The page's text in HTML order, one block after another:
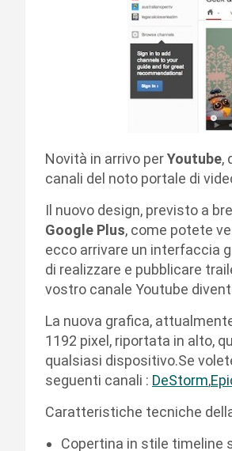
Novità in arrivo perYoutube,
canali del noto portale di
Il nuovo design, previsto a
Google Plus, come potete
ecco arrivare un interfaccia
di realizzare e pubblicare
vostro canale Youtube
La nuova grafica,
1192 pixel, riportata in alto,
qualsiasi dispositivo.Se
seguenti canali : DeStorm,
Caratteristiche tecniche
Copertina in stile timeline